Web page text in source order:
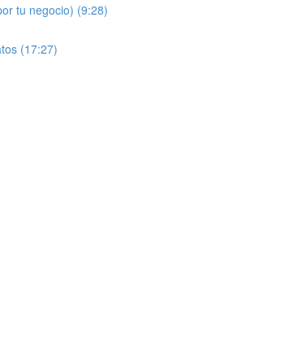
tu negocio) (9:28)
(17:27)